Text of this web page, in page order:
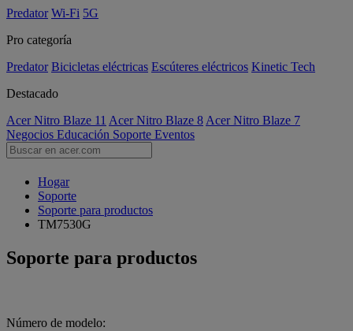
Predator Wi-Fi 5G
Pro categoría
Predator Bicicletas eléctricas Escúteres eléctricos Kinetic Tech
Destacado
Acer Nitro Blaze 11 Acer Nitro Blaze 8 Acer Nitro Blaze 7
Negocios Educación Soporte Eventos
Hogar
Soporte
Soporte para productos
TM7530G
Soporte para productos
Número de modelo: